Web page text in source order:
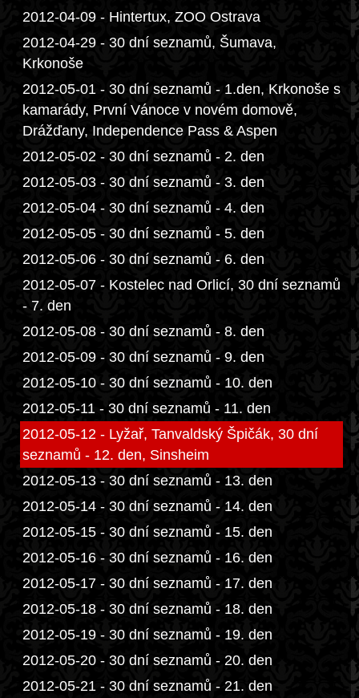
2012-04-09 - Hintertux, ZOO Ostrava
2012-04-29 - 30 dní seznamů, Šumava,
Krkonoše
2012-05-01 - 30 dní seznamů - 1.den, Krkonoše s
kamarády, První Vánoce v novém domově,
Drážďany, Independence Pass & Aspen
2012-05-02 - 30 dní seznamů - 2. den
2012-05-03 - 30 dní seznamů - 3. den
2012-05-04 - 30 dní seznamů - 4. den
2012-05-05 - 30 dní seznamů - 5. den
2012-05-06 - 30 dní seznamů - 6. den
2012-05-07 - Kostelec nad Orlicí, 30 dní seznamů
- 7. den
2012-05-08 - 30 dní seznamů - 8. den
2012-05-09 - 30 dní seznamů - 9. den
2012-05-10 - 30 dní seznamů - 10. den
2012-05-11 - 30 dní seznamů - 11. den
2012-05-12 - Lyžař, Tanvaldský Špičák, 30 dní
seznamů - 12. den, Sinsheim
2012-05-13 - 30 dní seznamů - 13. den
2012-05-14 - 30 dní seznamů - 14. den
2012-05-15 - 30 dní seznamů - 15. den
2012-05-16 - 30 dní seznamů - 16. den
2012-05-17 - 30 dní seznamů - 17. den
2012-05-18 - 30 dní seznamů - 18. den
2012-05-19 - 30 dní seznamů - 19. den
2012-05-20 - 30 dní seznamů - 20. den
2012-05-21 - 30 dní seznamů - 21. den